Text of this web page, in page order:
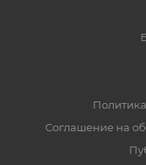
Соглашение на